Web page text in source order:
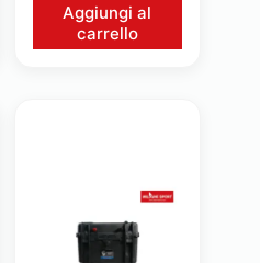
Aggiungi al
carrello